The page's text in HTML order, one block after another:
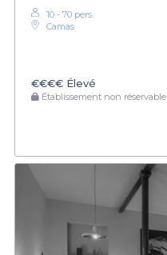
10 - 70 pers.
Camas
€€€€ Élevé
Établissement non réservable